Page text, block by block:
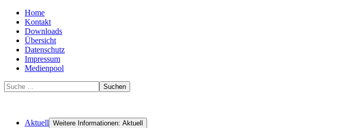
Home
Kontakt
Downloads
Übersicht
Datenschutz
Impressum
Medienpool
Suchen
Aktuell Weitere Informationen: Aktuell